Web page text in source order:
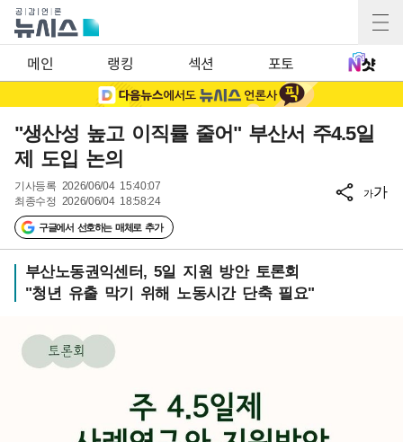
메인 랭킹 섹션 포토
"생산성 높고 이직률 줄어" 부산서 주4.5일
제 도입 논의
기사등록 2026/06/04 15:40:07
최종수정 2026/06/04 18:58:24
구글에서 선호하는 매체로 추가
가가
부산노동권익센터, 5일 지원 방안 토론회
"청년 유출 막기 위해 노동시간 단축 필요"